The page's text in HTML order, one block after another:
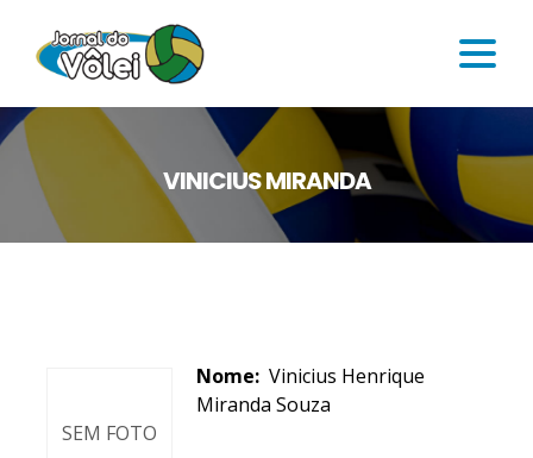
VINICIUS MIRANDA
SEM FOTO
Nome: Vinicius Henrique
Miranda Souza